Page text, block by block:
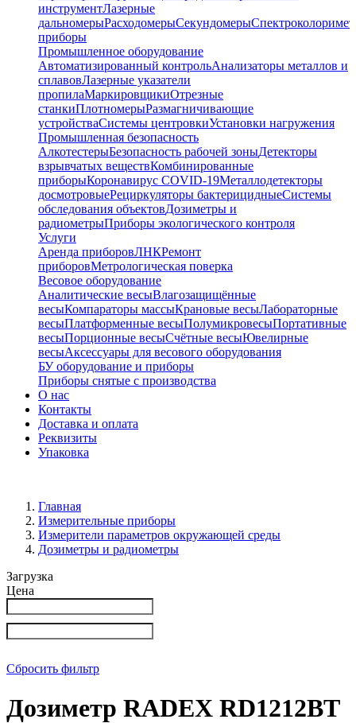
инструментЛазерные
дальномерыРасходомерыСекундомеры
приборы
Промышленное оборудование
Автоматизированный контрольАнализаторы металлов и
сплавовЛазерные указатели
пропилаМаркировщикиОтрезные
станкиПлотномерыРазмагничивающие
устройстваСистемы центровкиУстановки нагружения
Промышленная безопасность
АлкотестерыБезопасность рабочей зоныДетекторы
взрывчатых веществКомбинированные
приборыКоронавирус COVID-19Металлодетекторы
досмотровыеРециркуляторы бактерицидныеСистемы
обследования объектовДозиметры и
радиометрыПриборы экологического контроля
Услуги
Аренда приборовЛНКРемонт
приборовМетрологическая поверка
Весовое оборудование
Аналитические весыВлагозащищённые
весыКомпараторы массыКрановые весыЛабораторные
весыПлатформенные весыПолумикровесыПортативные
весыПорционные весыСчётные весыЮвелирные
весыАксессуары для весового оборудования
БУ оборудование и приборы
Приборы снятые с производства
О нас
Контакты
Доставка и оплата
Реквизиты
Упаковка
Главная
Измерительные приборы
Измерители параметров окружающей среды
Дозиметры и радиометры
Загрузка
Цена
Сбросить фильтр
Дозиметр RADEX RD1212BT